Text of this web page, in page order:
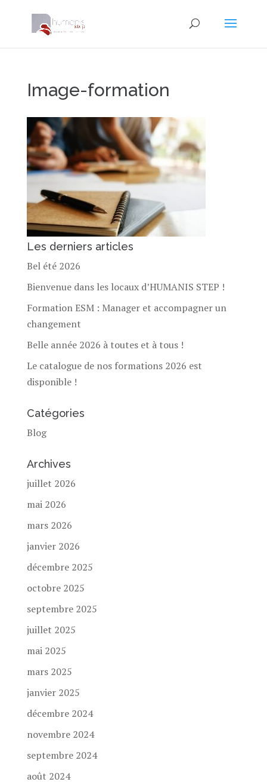
Image-formation
Les derniers articles
Bel été 2026
Bienvenue dans les locaux d’HUMANIS STEP !
Formation ESM : Manager et accompagner un
changement
Belle année 2026 à toutes et à tous !
Le catalogue de nos formations 2026 est
disponible !
Catégories
Blog
Archives
juillet 2026
mai 2026
mars 2026
janvier 2026
décembre 2025
octobre 2025
septembre 2025
juillet 2025
mai 2025
mars 2025
janvier 2025
décembre 2024
novembre 2024
septembre 2024
août 2024